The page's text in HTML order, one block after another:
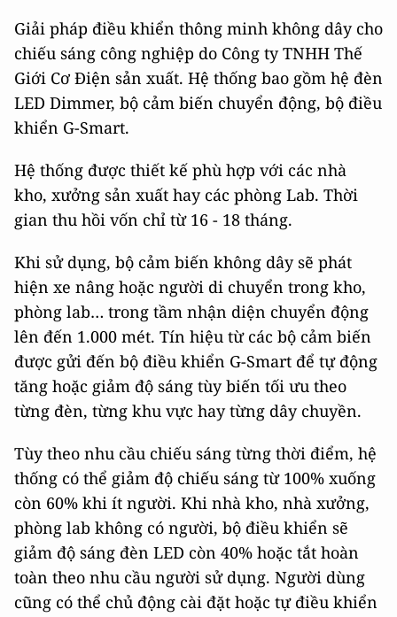
Giải pháp điều khiển thông minh không dây cho
chiếu sáng công nghiệp do Công ty TNHH Thế
Giới Cơ Điện sản xuất. Hệ thống bao gồm hệ đèn
LED Dimmer, bộ cảm biến chuyển động, bộ điều
khiển G-Smart.
Hệ thống được thiết kế phù hợp với các nhà
kho, xưởng sản xuất hay các phòng Lab. Thời
gian thu hồi vốn chỉ từ 16 - 18 tháng.
Khi sử dụng, bộ cảm biến không dây sẽ phát
hiện xe nâng hoặc người di chuyển trong kho,
phòng lab… trong tầm nhận diện chuyển động
lên đến 1.000 mét. Tín hiệu từ các bộ cảm biến
được gửi đến bộ điều khiển G-Smart để tự động
tăng hoặc giảm độ sáng tùy biến tối ưu theo
từng đèn, từng khu vực hay từng dây chuyền.
Tùy theo nhu cầu chiếu sáng từng thời điểm, hệ
thống có thể giảm độ chiếu sáng từ 100% xuống
còn 60% khi ít người. Khi nhà kho, nhà xưởng,
phòng lab không có người, bộ điều khiển sẽ
giảm độ sáng đèn LED còn 40% hoặc tắt hoàn
toàn theo nhu cầu người sử dụng. Người dùng
cũng có thể chủ động cài đặt hoặc tự điều khiển